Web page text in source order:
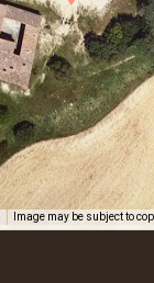
Image may be subject to